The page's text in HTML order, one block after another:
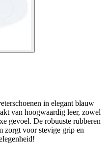
in elegant blauw
van hoogwaardig leer, zowel
gevoel. De robuuste rubberen
zorgt voor stevige grip en